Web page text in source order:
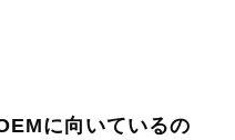
に向いているの